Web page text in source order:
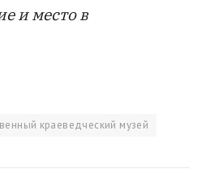
и место в
краеведческий музей